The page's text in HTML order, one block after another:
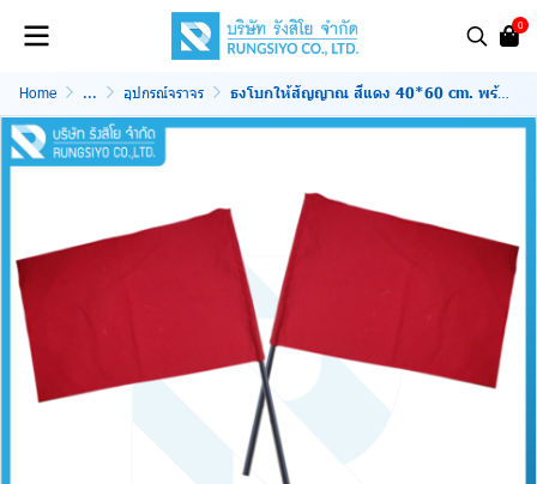
0
Home ... อุปกรณ์จราจร ธงโบกให้สัญญาณ สีแดง 40*60 cm. พร้อมด้ามPVC